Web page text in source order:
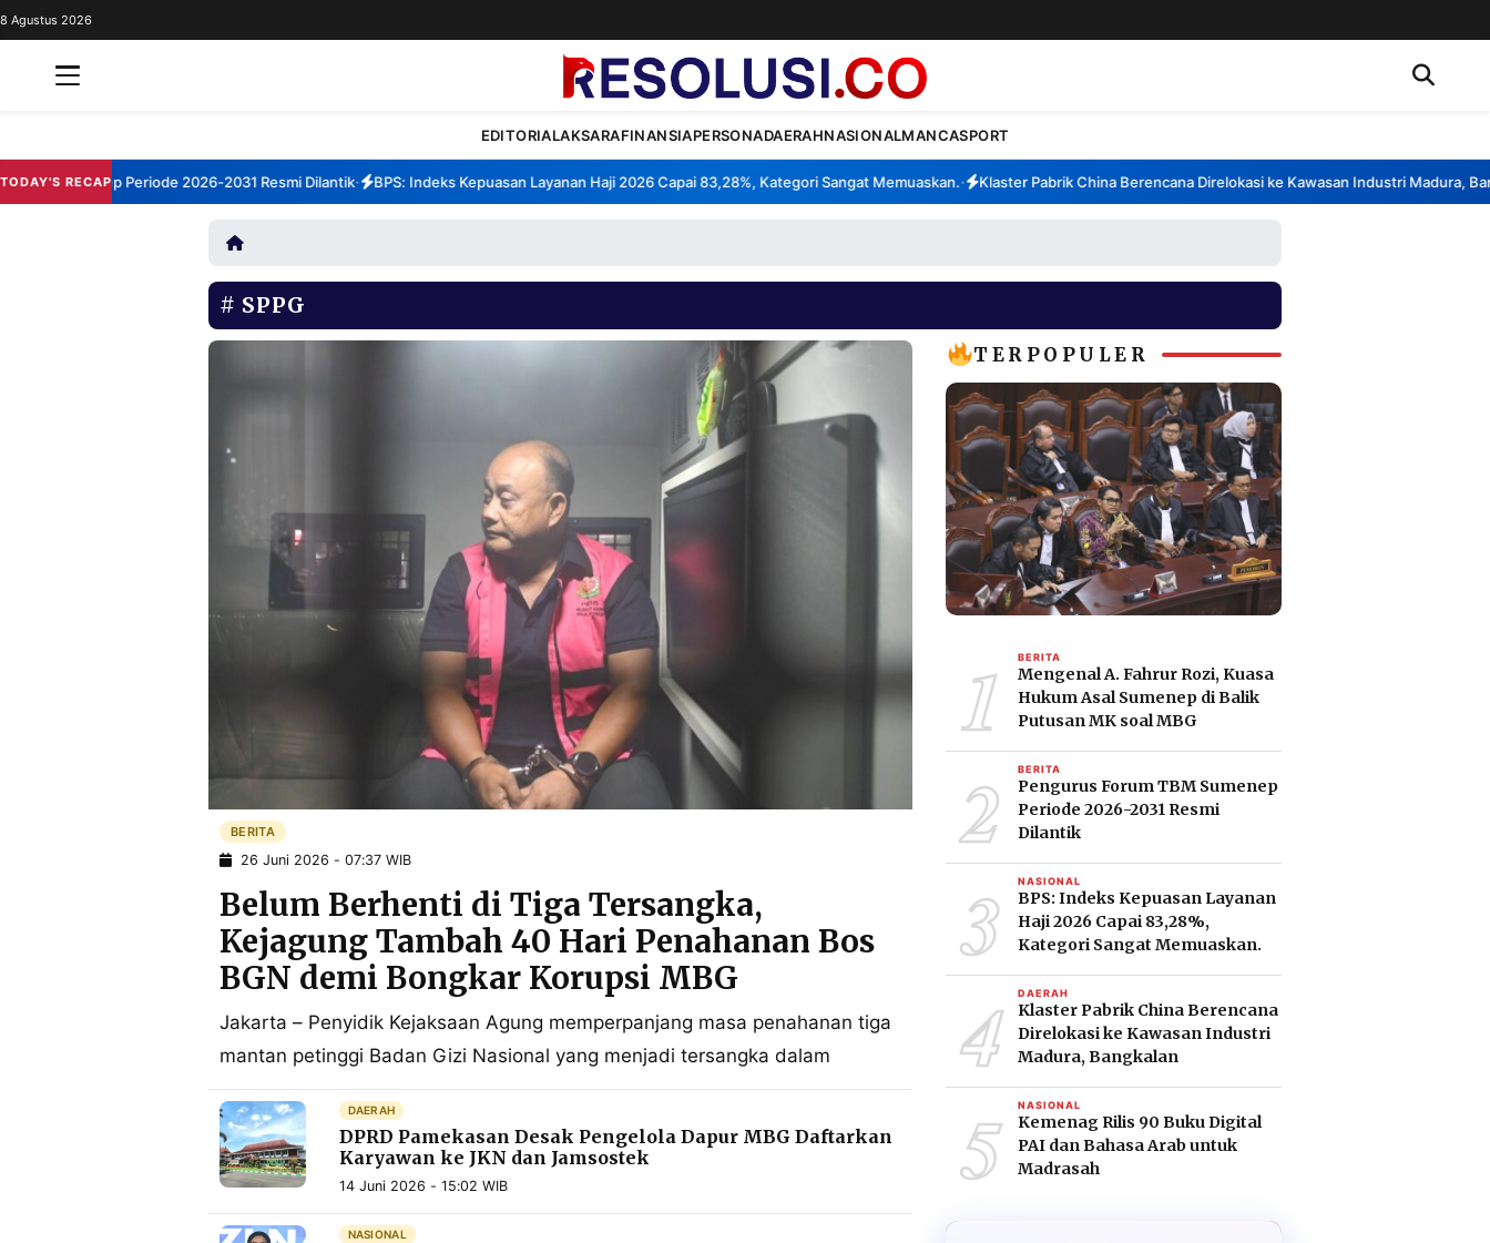
REDAKSI
PERSONA
NASIONAL
8 Agustus 2026
EDITORIALAKSARAFINANSIAPERSONADAERAHNASIONALMANCASPORT
TODAY'S RECAP
Sumenep Periode 2026-2031 Resmi Dilantik• BPS: Indeks Kepuasan Layanan Haji 2026 Capai 83,28%, Kategori Sangat Memuaskan.• Klaster Pabrik China Berencana Direlokasi ke Kawasan Industri Madura,
SPPG
BERITA
26 Juni 2026 - 07:37 WIB
Belum Berhenti di Tiga Tersangka,
Kejagung Tambah 40 Hari Penahanan Bos
BGN demi Bongkar Korupsi MBG
Jakarta – Penyidik Kejaksaan Agung memperpanjang masa penahanan tiga
mantan petinggi Badan Gizi Nasional yang menjadi tersangka dalam
DAERAH
DPRD Pamekasan Desak Pengelola Dapur MBG Daftarkan
Karyawan ke JKN dan Jamsostek
14 Juni 2026 - 15:02 WIB
NASIONAL
TERPOPULER
1 BERITA
Mengenal A. Fahrur Rozi, Kuasa
Hukum Asal Sumenep di Balik
Putusan MK soal MBG
2 BERITA
Pengurus Forum TBM Sumenep
Periode 2026-2031 Resmi
Dilantik
3 NASIONAL
BPS: Indeks Kepuasan Layanan
Haji 2026 Capai 83,28%,
Kategori Sangat Memuaskan.
4 DAERAH
Klaster Pabrik China Berencana
Direlokasi ke Kawasan Industri
Madura, Bangkalan
5 NASIONAL
Kemenag Rilis 90 Buku Digital
PAI dan Bahasa Arab untuk
Madrasah